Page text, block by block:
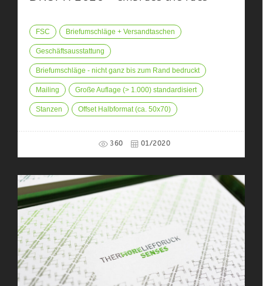
FSC Briefumschläge + Versandtaschen
Geschäftsausstattung
Briefumschläge - nicht ganz bis zum Rand bedruckt
Mailing Große Auflage (> 1.000) standardisiert
Stanzen Offset Halbformat (ca. 50x70)
360 01/2020